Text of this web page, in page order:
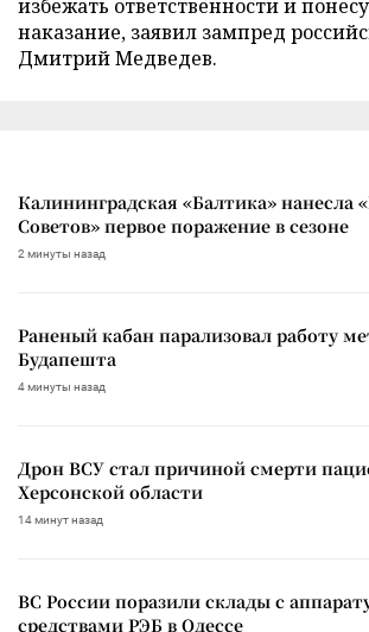
избежать ответственности и
наказание, заявил зампред
Дмитрий Медведев.
Калининградская «Балтика» нанесла
Советов» первое поражение в сезоне
2 минуты назад
Раненый кабан парализовал работу
Будапешта
4 минуты назад
Дрон ВСУ стал причиной смерти
Херсонской области
14 минут назад
ВС России поразили склады с
средствами РЭБ в Одессе